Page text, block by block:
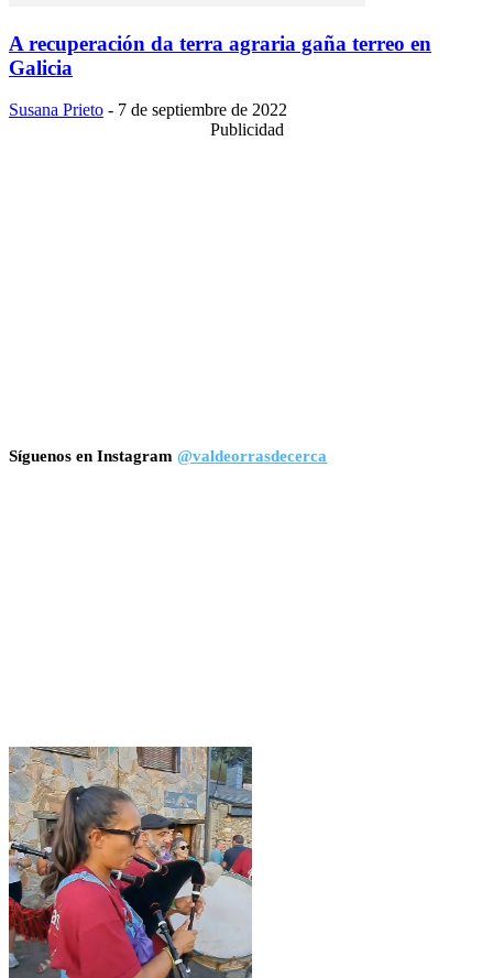
A recuperación da terra agraria gaña terreo en
Galicia
Susana Prieto - 7 de septiembre de 2022
Publicidad
Síguenos en Instagram @valdeorrasdecerca